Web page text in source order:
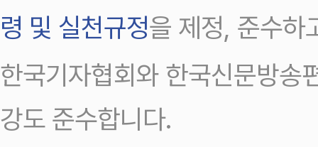
령 및 실천규정을 제정, 준수하
한국기자협회와 한국신문방송
강도 준수합니다.